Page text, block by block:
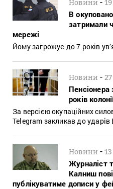
Новини
В
затримали
мережі
Йому загрожує до 7 років
Новини -
років
За версією окупаційних
Telegram закликав до
Новини -
Журналіст
Калниш
публікуватиме дописи у